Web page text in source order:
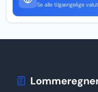
Se alle tilgængelige